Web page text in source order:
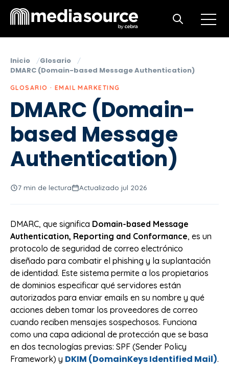
Open
Open search
Inicio
Glosario
DMARC (Domain-based Message Authentication)
GLOSARIO · EMAIL MARKETING
DMARC (Domain-
based Message
Authentication)
7 min de lectura Actualizado jul 2026
DMARC, que significa Domain-based Message
Authentication, Reporting and Conformance, es un
protocolo de seguridad de correo electrónico
diseñado para combatir el phishing y la suplantación
de identidad. Este sistema permite a los propietarios
de dominios especificar qué servidores están
autorizados para enviar emails en su nombre y qué
acciones deben tomar los proveedores de correo
cuando reciben mensajes sospechosos. Funciona
como una capa adicional de protección que se basa
en dos tecnologías previas: SPF (Sender Policy
Framework) y DKIM (DomainKeys Identified Mail).